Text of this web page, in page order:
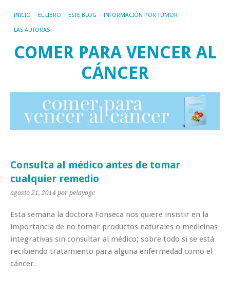
INICIO EL LIBRO ESTE BLOG INFORMACIÓN POR TUMOR
LAS AUTORAS
COMER PARA VENCER AL
CÁNCER
Consulta al médico antes de tomar
cualquier remedio
agosto 21, 2014 por pelayogc
Esta semana la doctora Fonseca nos quiere insistir en la
importancia de no tomar productos naturales o medicinas
integrativas sin consultar al médico; sobre todo si se está
recibiendo tratamiento para alguna enfermedad como el
cáncer.